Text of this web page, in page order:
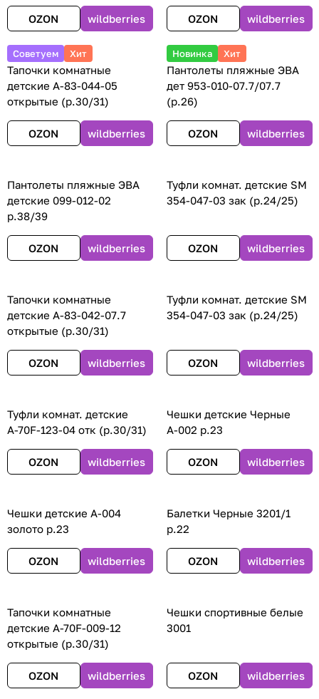
OZON wildberries OZON wildberries
Советуем Хит
Тапочки комнатные
детские А-83-044-05
открытые (р.30/31)
OZON wildberries
Новинка Хит
Пантолеты пляжные ЭВА
дет 953-010-07.7/07.7
(р.26)
OZON wildberries
Пантолеты пляжные ЭВА
детские 099-012-02
р.38/39
OZON wildberries
Туфли комнат. детские SM
354-047-03 зак (р.24/25)
OZON wildberries
Тапочки комнатные
детские А-83-042-07.7
открытые (р.30/31)
OZON wildberries
Туфли комнат. детские SM
354-047-03 зак (р.24/25)
OZON wildberries
Туфли комнат. детские
А-70F-123-04 отк (р.30/31)
OZON wildberries
Чешки детские Черные
А-002 р.23
OZON wildberries
Чешки детские А-004
золото р.23
OZON wildberries
Балетки Черные 3201/1
р.22
OZON wildberries
Тапочки комнатные
детские А-70F-009-12
открытые (р.30/31)
OZON wildberries
Чешки спортивные белые
3001
OZON wildberries